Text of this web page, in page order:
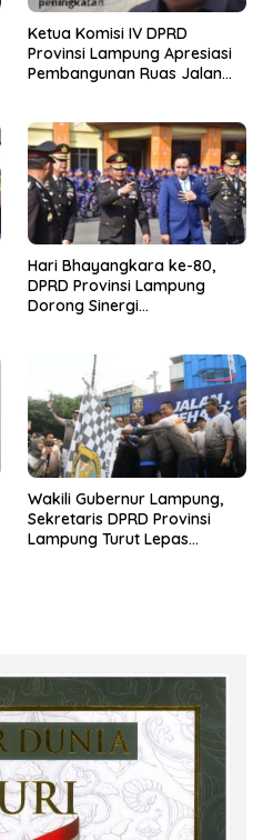
Ketua Komisi IV DPRD
Provinsi Lampung Apresiasi
Pembangunan Ruas Jalan
Hari Bhayangkara ke-80,
DPRD Provinsi Lampung
Dorong Sinergi
Wakili Gubernur Lampung,
Sekretaris DPRD Provinsi
Lampung Turut Lepas